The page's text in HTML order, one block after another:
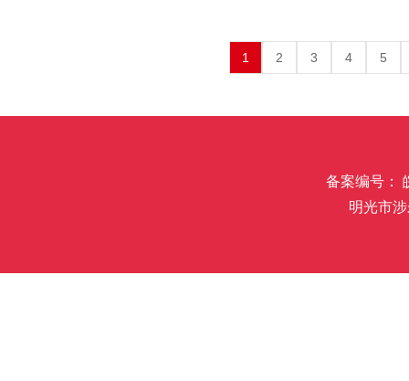
1 2 3 4 5
备案编号：
明光市